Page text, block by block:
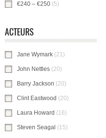
€240 – €250 (5)
ACTEURS
Jane Wymark (21)
John Nettles (20)
Barry Jackson (20)
Clint Eastwood (20)
Laura Howard (16)
Steven Seagal (15)